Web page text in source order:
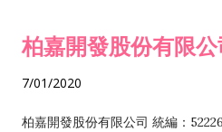
柏嘉開發股份有限公
7/01/2020
柏嘉開發股份有限公司 統編：